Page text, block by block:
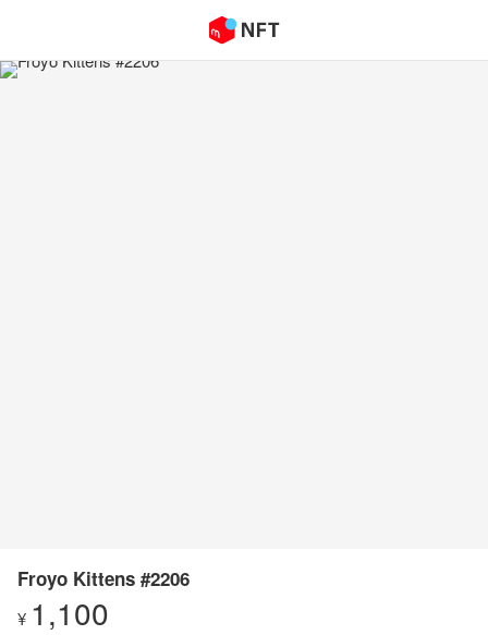
Froyo Kittens #2206
¥ 1,100